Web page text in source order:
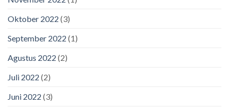
Oktober 2022 (3)
September 2022 (1)
Agustus 2022 (2)
Juli 2022 (2)
Juni 2022 (3)